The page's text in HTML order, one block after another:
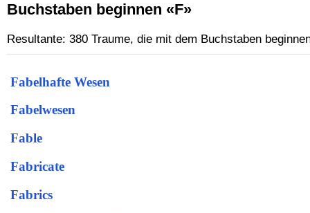
Buchstaben beginnen «F»
Resultante: 380 Traume, die mit dem Buchstaben
Fabelhafte Wesen
Fabelwesen
Fable
Fabricate
Fabrics